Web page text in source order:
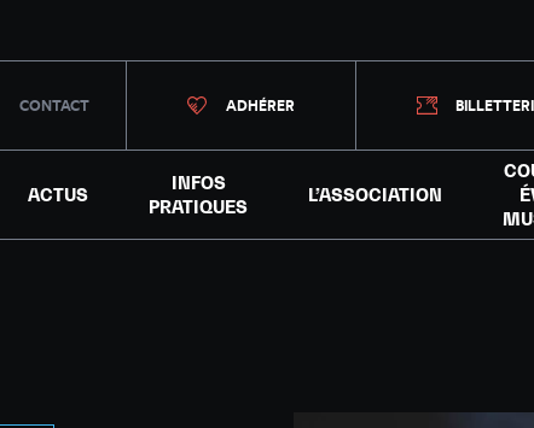
CONTACT ADHÉRER
ACTUS
INFOS
PRATIQUES
L’ASSOCIATION